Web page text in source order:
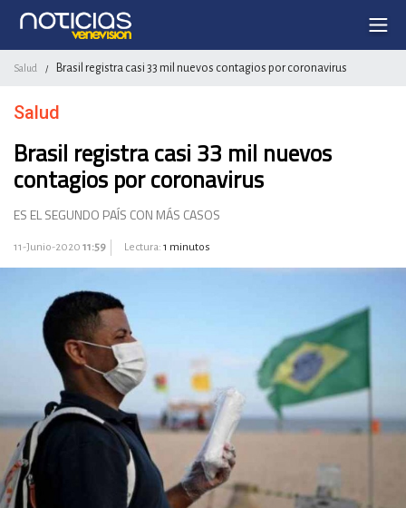
Salud / Brasil registra casi 33 mil nuevos contagios por coronavirus
Salud
Brasil registra casi 33 mil nuevos
contagios por coronavirus
ES EL SEGUNDO PAÍS CON MÁS CASOS
11-Junio-2020 11:59 Lectura: 1 minutos